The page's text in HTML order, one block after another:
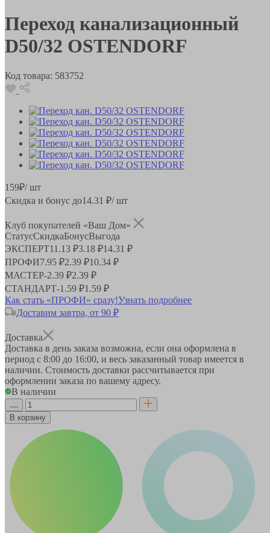
Переход канализационный
D50/32 OSTENDORF
Код товара: 583752
159₽/ шт
Скидка и бонус до14.31 ₽/ шт
Клуб покупателей «Ваш Дом»
СтатусСкидкаБонусВыгода
ЭКСПЕРТ11.13 ₽3.18 ₽14.31 ₽
ПРОФИ7.95 ₽2.39 ₽10.34 ₽
МАСТЕР-2.39 ₽2.39 ₽
СТАНДАРТ-1.59 ₽1.59 ₽
Как стать «ПРОФИ» сразу!Узнать подробнее
Доставим завтра, от 90 ₽
Доставка
Доставка в день заказа возможна, если она оформлена в
период с 8:00 до 16:00, и весь заказанный товар имеется в
наличии. Стоимость доставки рассчитывается при
оформлении заказа по вашему адресу.
В наличии
В корзину